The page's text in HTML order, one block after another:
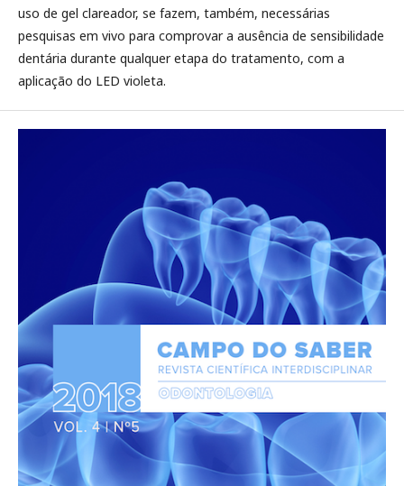
uso de gel clareador, se fazem, também, necessárias
pesquisas em vivo para comprovar a ausência de sensibilidade
dentária durante qualquer etapa do tratamento, com a
aplicação do LED violeta.